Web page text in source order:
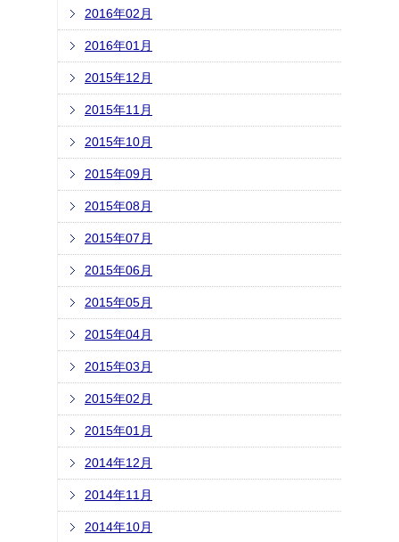
2016年02月
2016年01月
2015年12月
2015年11月
2015年10月
2015年09月
2015年08月
2015年07月
2015年06月
2015年05月
2015年04月
2015年03月
2015年02月
2015年01月
2014年12月
2014年11月
2014年10月